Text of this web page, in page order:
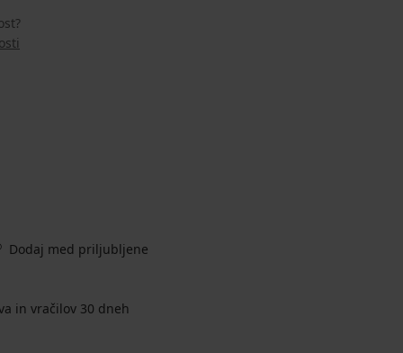
Dodaj med priljubljene
in vračilov 30 dneh